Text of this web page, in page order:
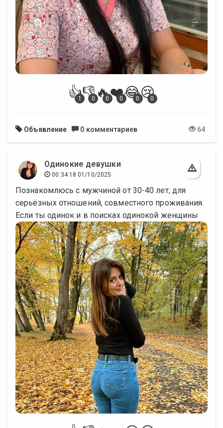
👍
1 👎
0🔥
0❤️
0😂
0😢
0
Объявление 0 комментариев 64
Одинокие девушки
00:34:18 01/10/2025
Познакомлюсь с мужчиной от 30-40 лет, для
серьёзных отношений, совместного проживания.
Если ты одинок и в поисках одинокой женщины